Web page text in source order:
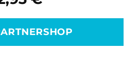
€
ist:
132,95 €.